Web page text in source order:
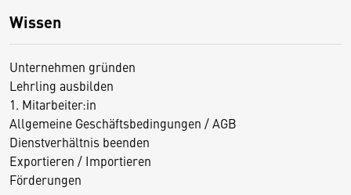
Wissen
Unternehmen gründen
Lehrling ausbilden
1. Mitarbeiter:in
Allgemeine Geschäftsbedingungen / AGB
Dienstverhältnis beenden
Exportieren / Importieren
Förderungen